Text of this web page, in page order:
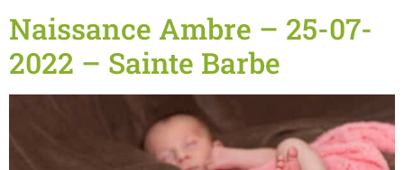
Naissance Ambre – 25-07-
2022 – Sainte Barbe